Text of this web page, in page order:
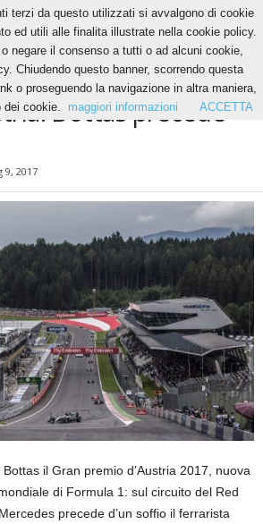
Bottas precede Vettel
Bottas precede
9, 2017
il Gran premio d’Austria 2017, nuova
di Formula 1: sul circuito del Red
precede d’un soffio il ferrarista
terzi da questo utilizzati si avvalgono di cookie
ed utili alle finalita illustrate nella cookie policy.
negare il consenso a tutti o ad alcuni cookie,
Chiudendo questo banner, scorrendo questa
o proseguendo la navigazione in altra maniera,
dei cookie.
maggiori informazioni ACCETTA